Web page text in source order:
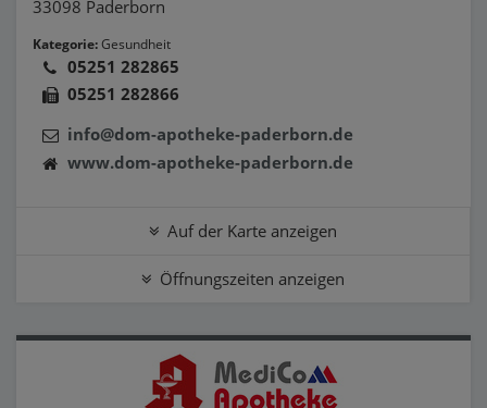
33098 Paderborn
Kategorie:Gesundheit
05251 282865
05251 282866
info@dom-apotheke-paderborn.de
www.dom-apotheke-paderborn.de
Auf der Karte anzeigen
Öffnungszeiten anzeigen